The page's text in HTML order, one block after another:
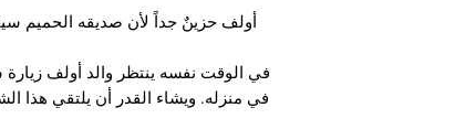
أولف حزينٌ جداً لأن صديقه الحميم
في الوقت نفسه ينتظر والد أولف
في منزله. ويشاء القدر أن يلتقي هذا